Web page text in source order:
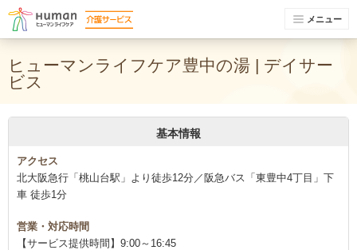
メニュー
ヒューマンライフケア豊中の湯 | デイサー
ビス
基本情報
アクセス
北大阪急行「桃山台駅」より徒歩12分／阪急バス「東豊中4丁目」下
車 徒歩1分
営業・対応時間
【サービス提供時間】9:00～16:45